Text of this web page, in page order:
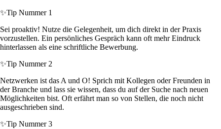
✨Tip Nummer 1
Sei proaktiv! Nutze die Gelegenheit, um dich direkt in der Praxis
vorzustellen. Ein persönliches Gespräch kann oft mehr Eindruck
hinterlassen als eine schriftliche Bewerbung.
✨Tip Nummer 2
Netzwerken ist das A und O! Sprich mit Kollegen oder Freunden in
der Branche und lass sie wissen, dass du auf der Suche nach neuen
Möglichkeiten bist. Oft erfährt man so von Stellen, die noch nicht
ausgeschrieben sind.
✨Tip Nummer 3